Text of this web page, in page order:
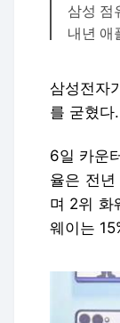
삼성 점
내년 애
삼성전자
를 굳혔다.
6일 카운
율은 전
며 2위 화
웨이는